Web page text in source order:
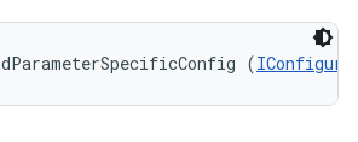
(